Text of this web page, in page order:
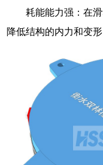
耗能能力强：在
降低结构的内力和变形